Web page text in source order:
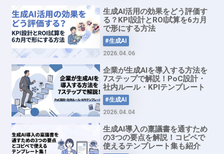
生成AI活用の効果をどう評価す
る？KPI設計とROI試算を6カ月
で形にする方法
#生成AI
2026.04.06
企業が生成AIを導入する方法を
7ステップで解説！PoC設計・
社内ルール・KPIテンプレート
も
#生成AI
2026.04.04
生成AI導入の稟議書を通すため
の3つの要点を解説！コピペで
使えるテンプレート集も紹介